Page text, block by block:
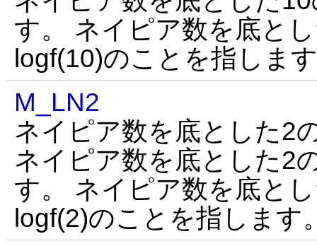
す。 ネイピア数を底と
logf(10)のことを指しま
M_LN2
ネイピア数を底とした2
ネイピア数を底とした2
す。 ネイピア数を底と
logf(2)のことを指します